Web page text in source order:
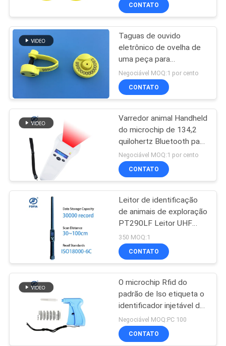
CONTROLE
QUALIDADE
CONTACTE-
NOS
NOTÍCIA
PEÇA
UMAS
CITAÇÕES
DO
SITE
PRIVACY
microchip da
identificação do
animal de
estimação
99
Marca de ouvido do
gado
194
Etiquetas de orelha
eletrônicas
288
134,2 kHz, etiquetas de
bovinos, ovinos, caprinos
e suínos
CONTATO
Taguas de ouvido
eletrônico de ovelha de
uma peça para
rastreamento /134.2khz
Frequência Taguas de
ouvido de gado
Negociável MOQ:1 por cento
CONTATO
Varredor animal Handheld
do microchip de 134,2
quilohertz Bluetooth para
a gestão do animal de
estimação
Negociável MOQ:1 por cento
CONTATO
Leitor de identificação
de animais de exploração
PT290LF Leitor UHF
para reprodução
veterinária
350 MOQ:1
CONTATO
O microchip Rfid do
padrão de Iso etiqueta o
identificador injetável do
microchip injetável dos
rebanhos animais de
Chips Animal Microchip
Negociável MOQ:PC 100
CONTATO